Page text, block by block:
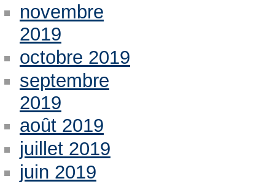
novembre
2019
octobre 2019
septembre
2019
août 2019
juillet 2019
juin 2019